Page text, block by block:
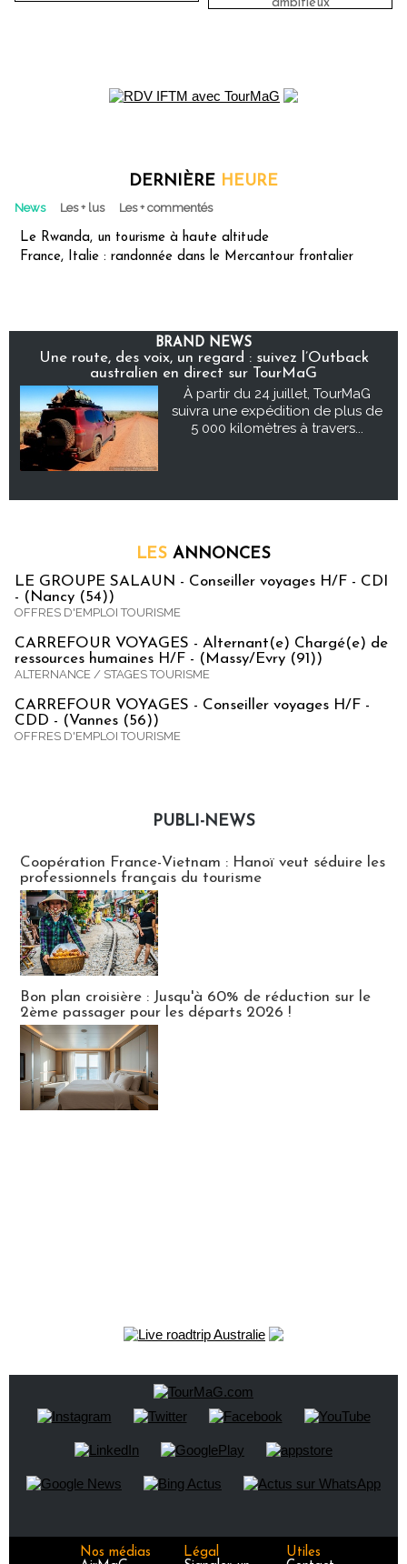
ambitieux
DERNIÈRE HEURE
News Les + lus Les + commentés
Le Rwanda, un tourisme à haute altitude
France, Italie : randonnée dans le Mercantour frontalier
BRAND NEWS
Une route, des voix, un regard : suivez l’Outback
australien en direct sur TourMaG
À partir du 24 juillet, TourMaG
suivra une expédition de plus de
5 000 kilomètres à travers...
LES ANNONCES
LE GROUPE SALAUN - Conseiller voyages H/F - CDI
- (Nancy (54))
OFFRES D'EMPLOI TOURISME
CARREFOUR VOYAGES - Alternant(e) Chargé(e) de
ressources humaines H/F - (Massy/Evry (91))
ALTERNANCE / STAGES TOURISME
CARREFOUR VOYAGES - Conseiller voyages H/F -
CDD - (Vannes (56))
OFFRES D'EMPLOI TOURISME
PUBLI-NEWS
Coopération France-Vietnam : Hanoï veut séduire les
professionnels français du tourisme
Bon plan croisière : Jusqu'à 60% de réduction sur le
2ème passager pour les départs 2026 !
Nos médias
Légal
Utiles